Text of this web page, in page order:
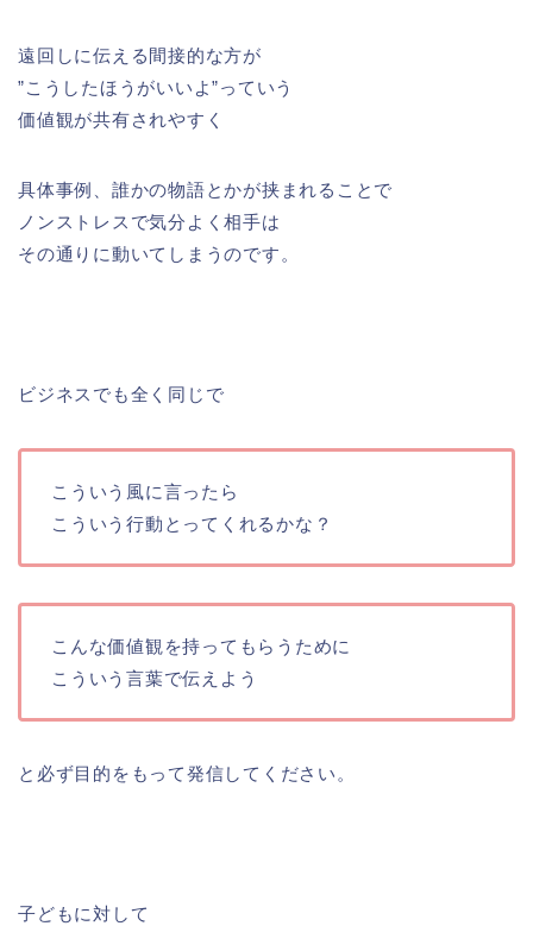
遠回しに伝える間接的な方が
”こうしたほうがいいよ”っていう
価値観が共有されやすく
具体事例、誰かの物語とかが挟まれることで
ノンストレスで気分よく相手は
その通りに動いてしまうのです。
ビジネスでも全く同じで
こういう風に言ったら
こういう行動とってくれるかな？
こんな価値観を持ってもらうために
こういう言葉で伝えよう
と必ず目的をもって発信してください。
子どもに対して